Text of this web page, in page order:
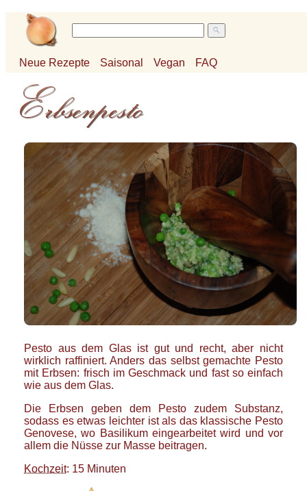
Neue Rezepte Saisonal Vegan FAQ
Pesto aus dem Glas ist gut und recht, aber nicht
wirklich raffiniert. Anders das selbst gemachte Pesto
mit Erbsen: frisch im Geschmack und fast so einfach
wie aus dem Glas.
Die Erbsen geben dem Pesto zudem Substanz,
sodass es etwas leichter ist als das klassische Pesto
Genovese, wo Basilikum eingearbeitet wird und vor
allem die Nüsse zur Masse beitragen.
Kochzeit: 15 Minuten